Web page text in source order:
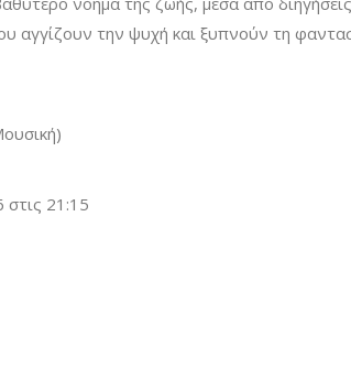
αγγίζουν την ψυχή και ξυπνούν τη
21:15